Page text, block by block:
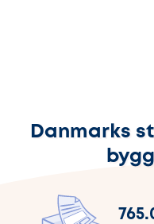
Danmarks